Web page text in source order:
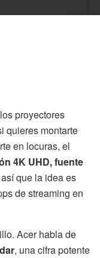
proyectores
quieres montarte
en locuras, el
4K UHD, fuente
que la idea es
de streaming en
Acer habla de
, una cifra potente